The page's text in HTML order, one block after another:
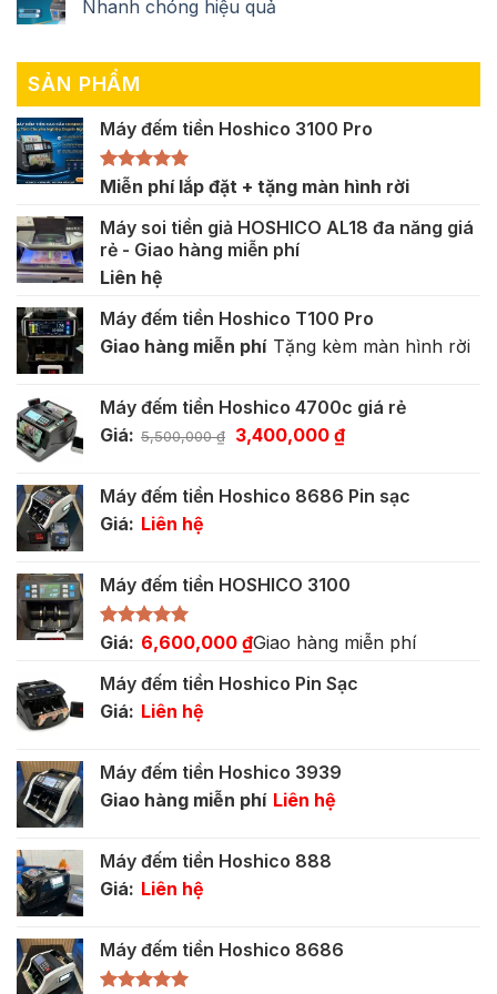
Nhanh chóng hiệu quả
SẢN PHẨM
Máy đếm tiền Hoshico 3100 Pro
Được xếp
5.00
5 sao
Miễn phí lắp đặt + tặng màn hình rời
Máy soi tiền giả HOSHICO AL18 đa năng giá
rẻ - Giao hàng miễn phí
Liên hệ
Máy đếm tiền Hoshico T100 Pro
Giao hàng miễn phí Tặng kèm màn hình rời
Máy đếm tiền Hoshico 4700c giá rẻ
Giá: 5,500,000₫
Giá
5,500,000 ₫.
3,400,000 ₫Giá
là:
Máy đếm tiền Hoshico 8686 Pin sạc
Giá: Liên hệ
Máy đếm tiền HOSHICO 3100
Được xếp
5.00
5 sao
Giá: 6,600,000 ₫Giao hàng miễn phí
Máy đếm tiền Hoshico Pin Sạc
Giá: Liên hệ
Máy đếm tiền Hoshico 3939
Giao hàng miễn phí Liên hệ
Máy đếm tiền Hoshico 888
Giá: Liên hệ
Máy đếm tiền Hoshico 8686